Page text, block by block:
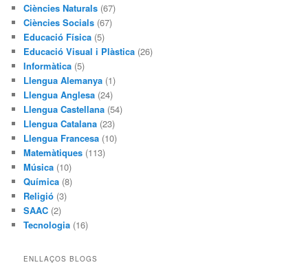
Ciències Naturals (67)
Ciències Socials (67)
Educació Física (5)
Educació Visual i Plàstica (26)
Informàtica (5)
Llengua Alemanya (1)
Llengua Anglesa (24)
Llengua Castellana (54)
Llengua Catalana (23)
Llengua Francesa (10)
Matemàtiques (113)
Música (10)
Química (8)
Religió (3)
SAAC (2)
Tecnologia (16)
ENLLAÇOS BLOGS